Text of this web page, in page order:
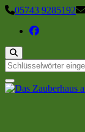
Zum
springen
05743 9285192
Suchst
du
nach